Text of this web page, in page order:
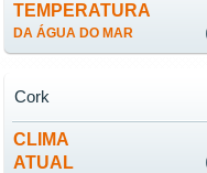
TEMPERATURA
DA ÁGUA DO MAR
CLIMA
ATUAL
Cork